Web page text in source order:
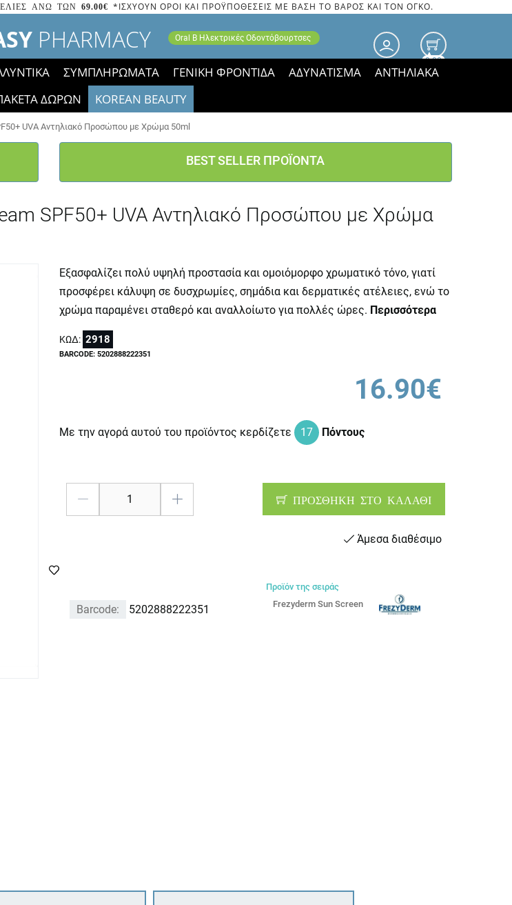
ΑΝΩ ΤΩΝ 69.00€ *ΙΣΧΥΟΥΝ ΟΡΟΙ ΚΑΙ ΠΡΟΫΠΟΘΕΣΕΙΣ ΜΕ ΒΑΣΗ ΤΟ ΒΑΡΟΣ ΚΑΙ ΤΟΝ ΟΓΚΟ.
PHARMACY Oral B Ηλεκτρικές Οδοντόβουρτσες
0.00
ΣΥΜΠΛΗΡΩΜΑΤΑ ΓΕΝΙΚΗ ΦΡΟΝΤΙΔΑ ΑΔΥΝΑΤΙΣΜΑ
ΑΝΤΗΛΙΑΚΑ
ΔΩΡΩΝ
KOREAN BEAUTY
εκπτώσεων έφυγαν, οι χαμηλές μας τιμές ΠΑΡΑΜΕΝΟΥΝ!
UVA Αντηλιακό Προσώπου με Χρώμα 50ml
BEST SELLER ΠΡΟΪΟΝΤΑ
SPF50+ UVA Αντηλιακό Προσώπου με Χρώμα
Εξασφαλίζει πολύ υψηλή προστασία και ομοιόμορφο χρωματικό τόνο, γιατί
προσφέρει κάλυψη σε δυσχρωμίες, σημάδια και δερματικές ατέλειες, ενώ το
χρώμα παραμένει σταθερό και αναλλοίωτο για πολλές ώρες. Περισσότερα
ΚΩΔ: 2918
BARCODE: 5202888222351
16.90€
Με την αγορά αυτού του προϊόντος κερδίζετε 17 Πόντους
ΠΡΟΣΘΗΚΗ ΣΤΟ ΚΑΛΑΘΙ
Άμεσα διαθέσιμο
Barcode: 5202888222351
Προϊόν της σειράς
Frezyderm Sun Screen